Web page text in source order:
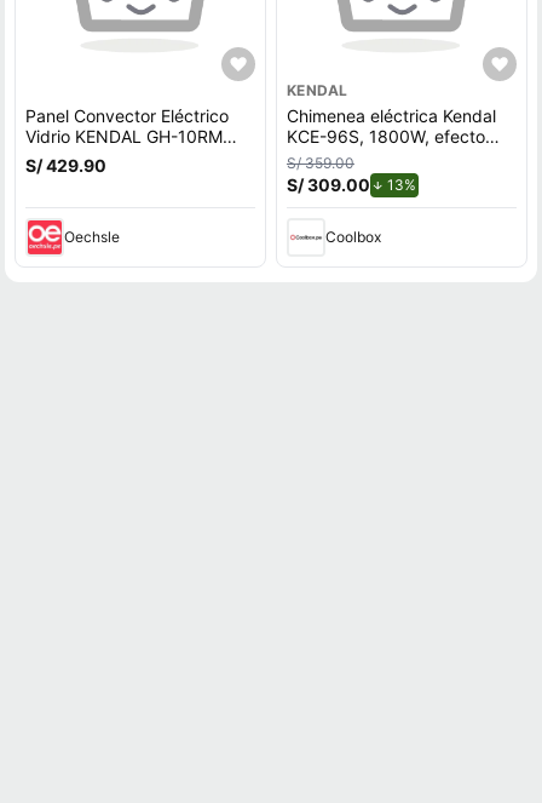
Panel Convector Eléctrico
Vidrio KENDAL GH-10RM
BLACK Calefacción
Silenciosa
S/ 429.90
Oechsle
KENDAL
Chimenea eléctrica Kendal
KCE-96S, 1800W, efecto
flama decorativo, termostato
15-38 °C, temporizador 12
horas, control remoto
S/ 359.00
S/ 309.00 13%de descuento.
Coolbox